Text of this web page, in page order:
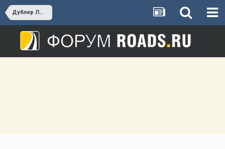
Дублер Люблинской улицы